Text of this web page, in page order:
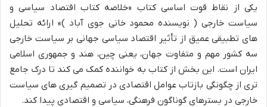
یکی از نقاط قوت اساسی کتاب «خلاصه کتاب اقتصاد سیاسی و
سیاست خارجی ( نویسنده محمود خانی جوی آباد )» ارائه تحلیل
های تطبیقی عمیق از تأثیر اقتصاد سیاسی جهانی بر سیاست خارجی
سه کشور مهم و متفاوت جهان، یعنی چین، هند و جمهوری اسلامی
ایران است. این بخش از کتاب به خواننده کمک می کند تا درک جامع
تری از چگونگی بازتاب عوامل اقتصادی در تصمیم گیری های سیاست
خارجی در بسترهای گوناگون فرهنگی، سیاسی و اقتصادی پیدا کند.